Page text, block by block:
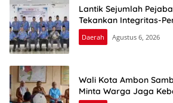
Lantik Sejumlah
Tekankan Integritas-
Daerah Agustus 6, 2026
Wali Kota Ambon
Minta Warga Jaga